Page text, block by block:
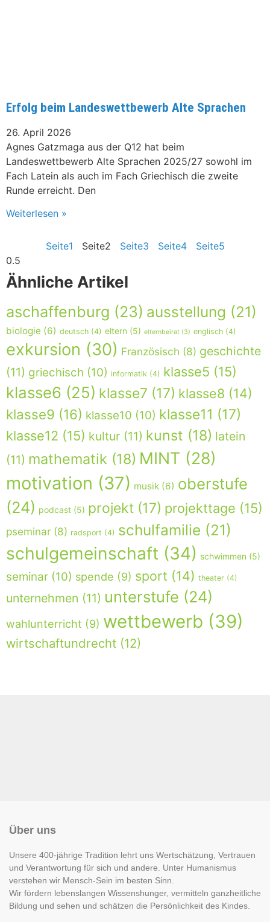
Erfolg beim Landeswettbewerb Alte Sprachen
26. April 2026
Agnes Gatzmaga aus der Q12 hat beim
Landeswettbewerb Alte Sprachen 2025/27 sowohl im
Fach Latein als auch im Fach Griechisch die zweite
Runde erreicht. Den
Weiterlesen »
Seite1 Seite2 Seite3 Seite4 Seite5
Ähnliche Artikel
aschaffenburg (23) ausstellung (21)
biologie (6) deutsch (4) eltern (5) elternbeirat (3) englisch (4)
exkursion (30) Französisch (8) geschichte
(11) griechisch (10) informatik (4) klasse5 (15)
klasse6 (25) klasse7 (17) klasse8 (14)
klasse9 (16) klasse10 (10) klasse11 (17)
klasse12 (15) kultur (11) kunst (18) latein
(11) mathematik (18) MINT (28)
motivation (37) musik (6) oberstufe
(24) podcast (5) projekt (17) projekttage (15)
pseminar (8) radsport (4) schulfamilie (21)
schulgemeinschaft (34) schwimmen (5)
seminar (10) spende (9) sport (14) theater (4)
unternehmen (11) unterstufe (24)
wahlunterricht (9) wettbewerb (39)
wirtschaftundrecht (12)
Über uns
Unsere 400-jährige Tradition lehrt uns Wertschätzung, Vertrauen
und Verantwortung für sich und andere. Unter Humanismus
verstehen wir Mensch-Sein im besten Sinn.
Wir fördern lebenslangen Wissenshunger, vermitteln ganzheitliche
Bildung und sehen und schätzen die Persönlichkeit des Kindes.